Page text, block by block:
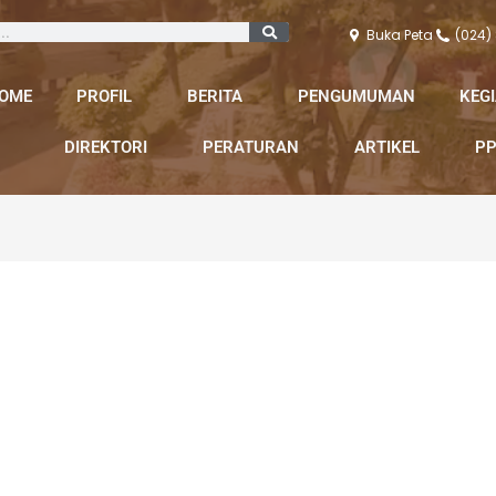
Buka Peta (024)
PROFIL BERITA PENGUMUMAN
DIREKTORI PERATURAN ARTIKEL